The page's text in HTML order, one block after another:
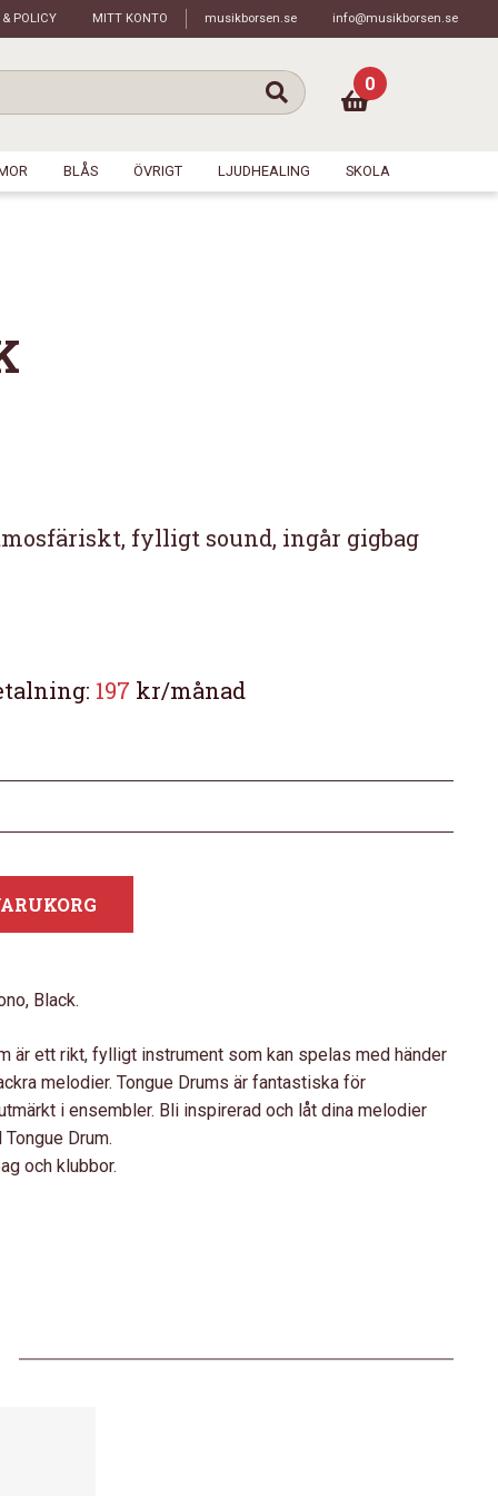
& POLICY MITT KONTO musikborsen.se info@musikborsen.se
0
BLÅS ÖVRIGT LJUDHEALING SKOLA
fylligt sound, ingår gigbag
197 kr/månad
Black.
är ett rikt, fylligt instrument som kan spelas med händer
melodier. Tongue Drums är fantastiska för
i ensembler. Bli inspirerad och låt dina melodier
Drum.
och klubbor.